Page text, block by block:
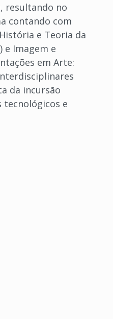
resultando no
contando com
e Teoria da
e Imagem e
em Arte:
da incursão
tecnológicos e